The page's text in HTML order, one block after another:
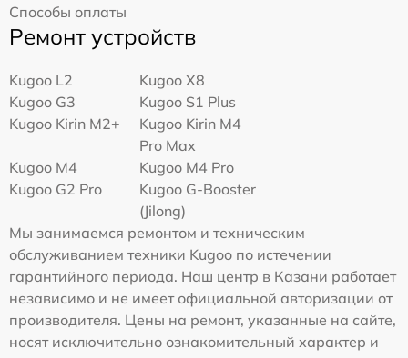
Способы оплаты
Ремонт устройств
Kugoo L2
Kugoo X8
Kugoo G3
Kugoo S1 Plus
Kugoo Kirin M2+
Kugoo Kirin M4
Pro Max
Kugoo M4
Kugoo M4 Pro
Kugoo G2 Pro
Kugoo G-Booster
(Jilong)
Мы занимаемся ремонтом и техническим
обслуживанием техники Kugoo по истечении
гарантийного периода. Наш центр в Казани работает
независимо и не имеет официальной авторизации от
производителя. Цены на ремонт, указанные на сайте,
носят исключительно ознакомительный характер и